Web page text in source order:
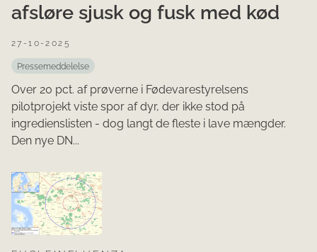
afsløre sjusk og fusk med kød
27-10-2025
Pressemeddelelse
Over 20 pct. af prøverne i Fødevarestyrelsens
pilotprojekt viste spor af dyr, der ikke stod på
ingredienslisten - dog langt de fleste i lave mængder.
Den nye DN...